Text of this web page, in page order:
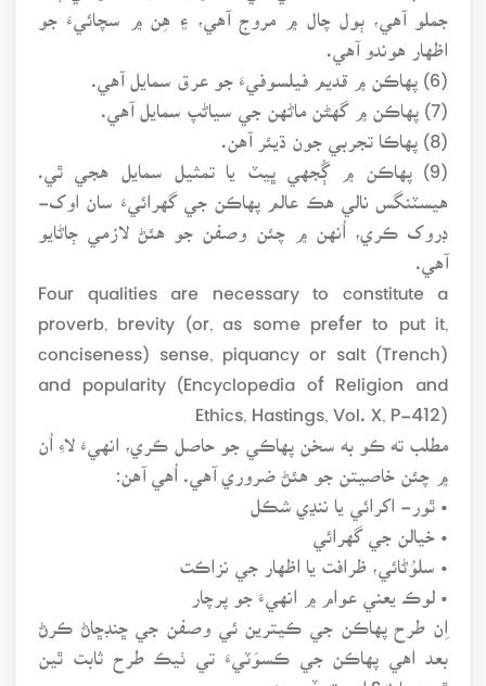
جملو آهي، ٻول چال ۾ مروج آهي، ۽ هِن ۾ سچائيءَ جو
اظهار هوندو آهي.
(6) پهاڪن ۾ قديم فيلسوفيءَ جو عرق سمايل آهي.
(7) پهاڪن ۾ گهڻن ماڻهن جي سياڻپ سمايل آهي.
(8) پهاڪا تجربي جون ڌيئر آهن.
(9) پهاڪن ۾ ڳُجهي ڀيٽ يا تمثيل سمايل هجي ٿي.
هيسٽنگس نالي هڪ عالم پهاڪن جي گهرائيءَ سان اوک-
ڊروک ڪري، اُنهن ۾ چئن وصفن جو هئڻ لازمي ڄاڻايو
آهي.
Four qualities are necessary to constitute a
proverb, brevity (or, as some prefer to put it,
conciseness) sense, piquancy or salt (Trench)
and popularity (Encyclopedia of Religion and
Ethics, Hastings, Vol. X, P-412)
مطلب ته ڪو به سخن پهاڪي جو حاصل ڪري، انهيءَ لاءِ اُن
۾ چئن خاصيتن جو هئڻ ضروري آهي. اُهي آهن:
• ٿور- اکرائي يا ننڍي شڪل
• خيالن جي گهرائي
• سلوُڻائي، ظرافت يا اظهار جي نزاڪت
• لوڪ يعني عوام ۾ انهيءَ جو پرچار
اِن طرح پهاڪن جي ڪيترين ئي وصفن جي ڇنڊڇاڻ ڪرڻ
بعد اهي پهاڪن جي ڪسوَٽيءَ تي ٺيڪ طرح ثابت ٿين
ٿيون يا نه؟ اچو ته ڏسون: